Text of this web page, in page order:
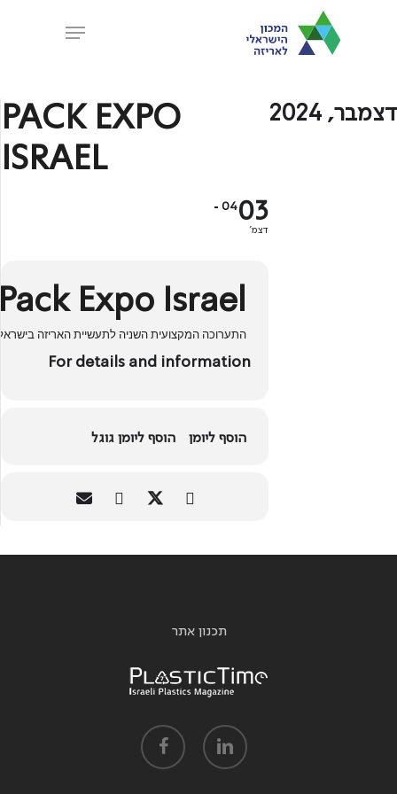
Menu
דצמבר, 2024
PACK EXPO
ISRAEL
03
דצמ'
04
Expo Israel
התערוכה המקצועית השניה לתעשיית האריזה
For details and information
הוסף ליומן הוסף ליומן גוגל
תכנון אתר
facebook linkedin
Close